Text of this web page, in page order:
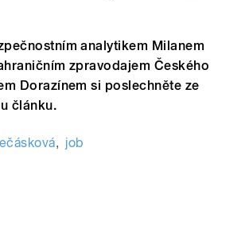
analytikem Milanem
zpravodajem Českého
Dorazínem si poslechněte ze
článku.
, job